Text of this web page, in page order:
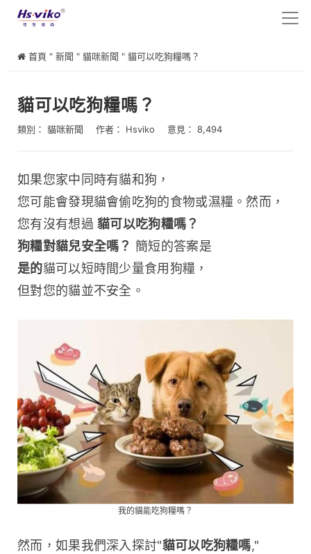
首頁 " 新聞 " 貓咪新聞 " 貓可以吃狗糧嗎？
貓可以吃狗糧嗎？
類別： 貓咪新聞 作者： Hsviko 意見： 8,494
如果您家中同時有貓和狗，
您可能會發現貓會偷吃狗的食物或濕糧。然而，
您有沒有想過 貓可以吃狗糧嗎？
狗糧對貓兒安全嗎？
是的貓可以短時間少量食用狗糧，
但對您的貓並不安全。
我的貓能吃狗糧嗎？
然而，如果我們深入探討"貓可以吃狗糧嗎,"